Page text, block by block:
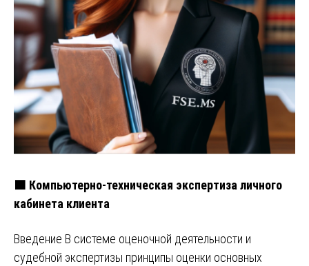
🟧 Компьютерно-техническая экспертиза личного
кабинета клиента
Введение В системе оценочной деятельности и
судебной экспертизы принципы оценки основных